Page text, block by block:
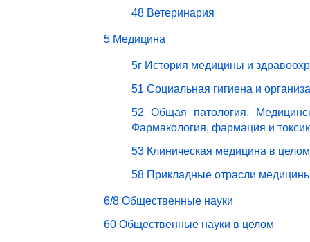
48 Ветеринария
5 Медицина
5г История медицины и
51 Социальная гигиена и
52 Общая патология.
Фармакология, фармация и
53 Клиническая медицина в целом
58 Прикладные отрасли
6/8 Общественные науки
60 Общественные науки в целом